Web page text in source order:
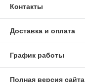
Контакты
Доставка и оплата
График работы
Полная версия сайта